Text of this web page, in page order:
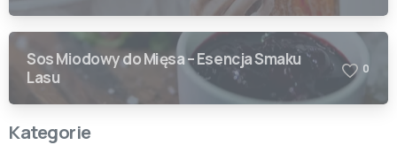
Sos Miodowy do Mięsa – Esencja Smaku
Lasu
0
Kategorie